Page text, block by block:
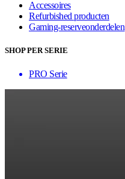
Accessoires
Refurbished producten
Gaming-reserveonderdelen
SHOP PER SERIE
PRO Serie